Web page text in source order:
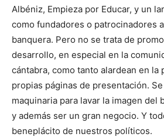
Albéniz, Empieza por Educar, y un
como fundadores o patrocinadores
banquera. Pero no se trata de
desarrollo, en especial en la
cántabra, como tanto alardean en la
propias páginas de presentación.
maquinaria para lavar la imagen del
y además ser un gran negocio. Y
beneplácito de nuestros políticos.